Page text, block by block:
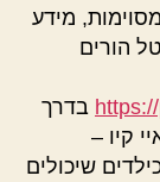
מידע
הורים
בדרך
קיו –
מוגדרים כילדים שיכולים